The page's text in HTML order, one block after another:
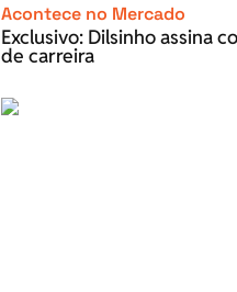
Acontece no Mercado
Exclusivo: Dilsinho assina
de carreira